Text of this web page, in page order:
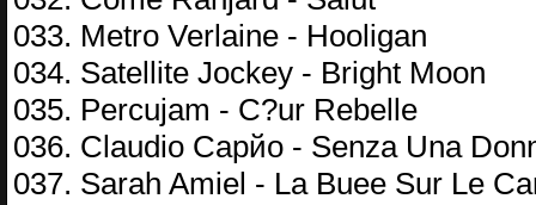
033. Metro Verlaine - Hooligan
034. Satellite Jockey - Bright Moon
035. Percujam - C?ur Rebelle
036. Claudio Capйo - Senza Una
037. Sarah Amiel - La Buee Sur Le